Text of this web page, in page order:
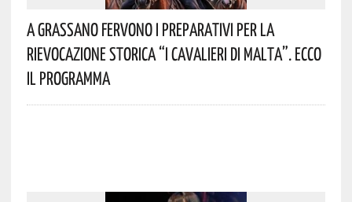
A Grassano Fervono I Preparativi Per La
Rievocazione Storica “I CAVALIERI DI MALTA”. Ecco
Il Programma